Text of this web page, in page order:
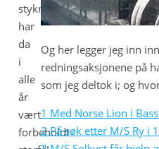
stykninger
har
da
i
alle
år
vært
forbeholdt
Og her legger jeg inn
redningsaksjonene på
som jeg deltok i; og
1 Med Norse Lion i
2 På søk etter M/S Ry i